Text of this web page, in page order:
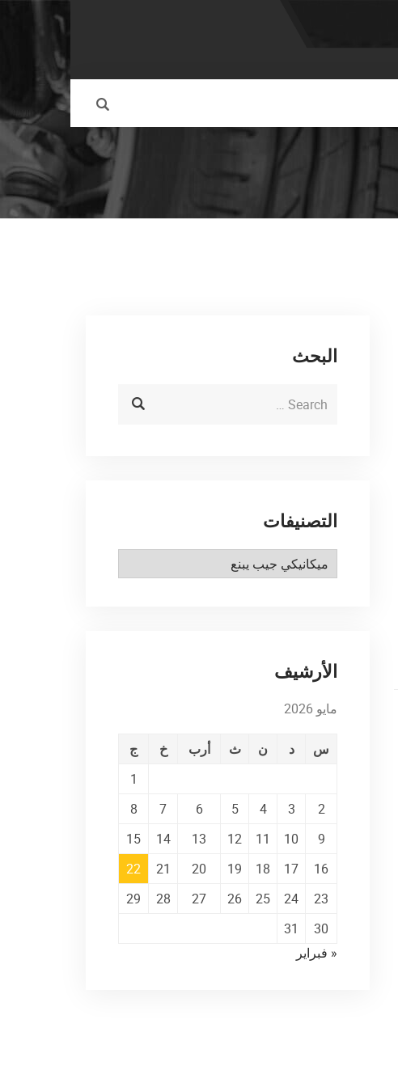
البحث
التصنيفات
التصنيفات
الأرشيف
مايو 2026
س د ن ث أرب خ
ج
1
2
3
4
5
6
7
8
9
10
11
12
13
14
15
16
17
18
19
20
21
22
23
24
25
26
27
28
29
30
31
« فبراير